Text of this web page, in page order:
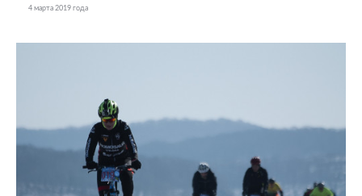
4 марта 2019 года